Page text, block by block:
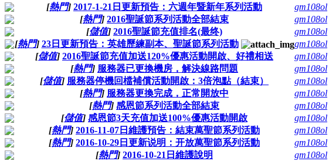
[熱門] 2017-1-21日更新預告：六週年暨新年系列活動 gm108ol
[熱門] 2016聖誕節系列活動全部結束 gm108ol
[儲值] 2016聖誕節充值排名(最终) gm108ol
[熱門] 23日更新預告：英雄歷練副本、聖誕節系列活動 gm108ol
[儲值] 2016聖誕節充值加送120%優惠活動開啟、好禮相送 gm108ol
[熱門] 服務器已更換機房，解決線路問題 gm108ol
[儲值] 服務器停機回檔補償活動開啟：3倍泡點（結束） gm108ol
[熱門] 服務器更換完成，正常開放中 gm108ol
[熱門] 感恩節系列活動全部結束 gm108ol
[儲值] 感恩節3天充值加送100%優惠活動開啟 gm108ol
[熱門] 2016-11-07日維護預告：結束萬聖節系列活動 gm108ol
[熱門] 2016-10-29日更新说明：开放萬聖節系列活動 gm108ol
[熱門] 2016-10-21日維護說明 gm108ol